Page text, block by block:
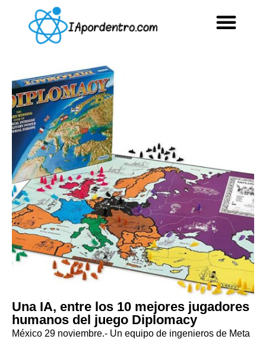
Una IA, entre los 10 mejores jugadores
humanos del juego Diplomacy
México 29 noviembre.- Un equipo de ingenieros de Meta